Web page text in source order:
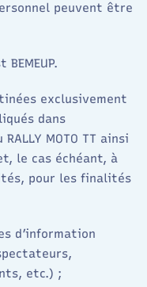
peuvent être
exclusivement
dans
MOTO TT ainsi
le cas échéant, à
pour les finalités
d’information
etc.) ;